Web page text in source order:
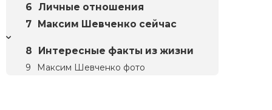
Личные отношения
Максим Шевченко сейчас
Интересные факты из жизни
Максим Шевченко фото